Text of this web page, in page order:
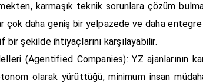
karmaşık teknik sorunlara çözüm
çok daha geniş bir yelpazede ve daha
şekilde ihtiyaçlarını karşılayabilir.
(Agentified Companies): YZ
olarak yürüttüğü, minimum insan